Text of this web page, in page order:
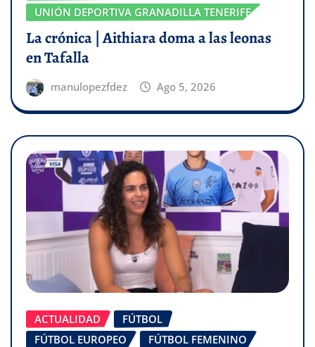
UNIÓN DEPORTIVA GRANADILLA TENERIFE
La crónica | Aithiara doma a las leonas
en Tafalla
manulopezfdez Ago 5, 2026
ACTUALIDAD
FÚTBOL
FÚTBOL EUROPEO
FÚTBOL FEMENINO